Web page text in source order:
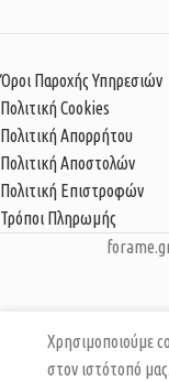
Όροι Παροχής Υπηρεσιών
Πολιτική Cookies
Πολιτική Απορρήτου
Πολιτική Αποστολών
Πολιτική Επιστροφών
Τρόποι Πληρωμής
Χρησιμοποιούμε
στον ιστότοπό
Artemis
Orange
67,90